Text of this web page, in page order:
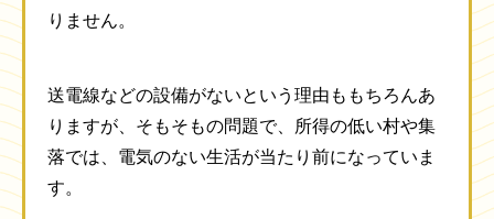
りません。
送電線などの設備がないという理由ももちろんあ
りますが、そもそもの問題で、所得の低い村や集
落では、電気のない生活が当たり前になっていま
す。